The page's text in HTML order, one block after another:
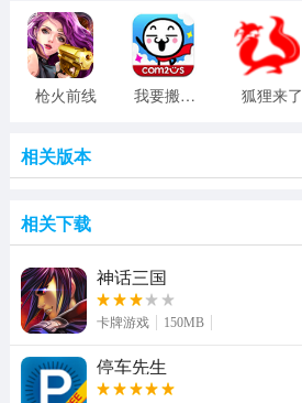
枪火前线 我要搬家-Com2uS 狐狸来了
相关版本
相关下载
神话三国
卡牌游戏 150MB
停车先生